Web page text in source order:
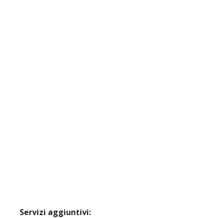
Servizi aggiuntivi: